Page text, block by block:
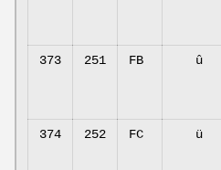
373 251 FB û
374 252 FC ü